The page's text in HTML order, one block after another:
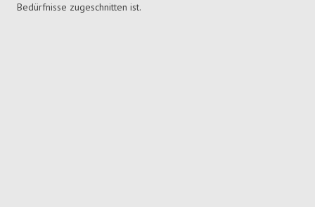
Bedürfnisse zugeschnitten ist.